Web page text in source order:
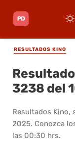
RESULTADOS KINO
3238 del
Resultados Kino,
2025. Conozca
las 00:30 hrs.